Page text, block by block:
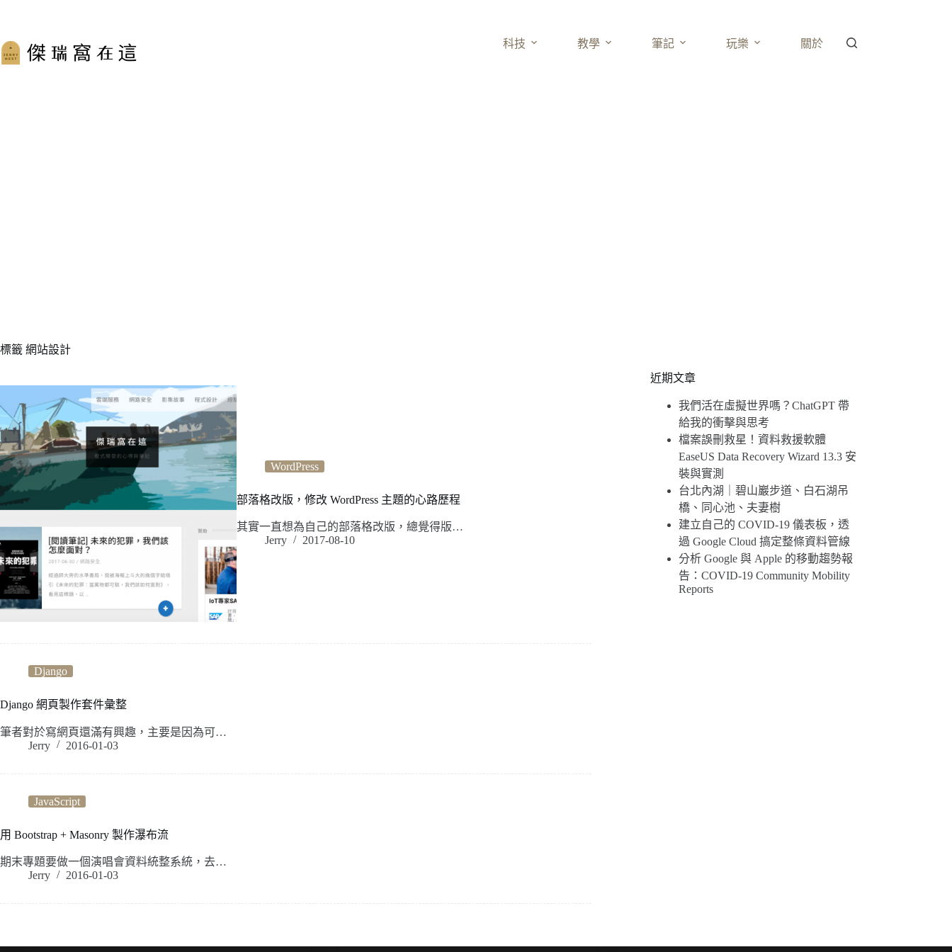
主
要
科技 教學 筆記 玩樂 關於
標籤 網站設計
WordPress
部落格改版，修改 WordPress 主題的心路歷程
其實一直想為自己的部落格改版，總覺得版…
Jerry
2017-08-10
Django
Django 網頁製作套件彙整
筆者對於寫網頁還滿有興趣，主要是因為可…
Jerry
2016-01-03
JavaScript
用 Bootstrap + Masonry 製作瀑布流
期末專題要做一個演唱會資料統整系統，去…
Jerry
2016-01-03
近期文章
我們活在虛擬世界嗎？ChatGPT 帶
給我的衝擊與思考
檔案誤刪救星！資料救援軟體
EaseUS Data Recovery Wizard 13.3 安
裝與實測
台北內湖｜碧山巖步道、白石湖吊
橋、同心池、夫妻樹
建立自己的 COVID-19 儀表板，透
過 Google Cloud 搞定整條資料管線
分析 Google 與 Apple 的移動趨勢報
告：COVID-19 Community Mobility
Reports